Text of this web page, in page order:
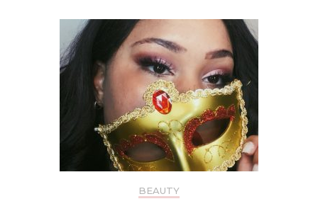
BEAUTY